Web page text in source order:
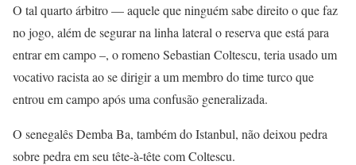
O tal quarto árbitro — aquele que ninguém sabe direito o que faz
no jogo, além de segurar na linha lateral o reserva que está para
entrar em campo –, o romeno Sebastian Coltescu, teria usado um
vocativo racista ao se dirigir a um membro do time turco que
entrou em campo após uma confusão generalizada.
O senegalês Demba Ba, também do Istanbul, não deixou pedra
sobre pedra em seu tête-à-tête com Coltescu.